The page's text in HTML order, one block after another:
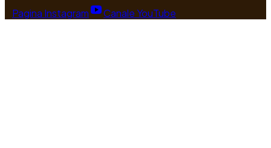
Pagina Instagram Canale YouTube